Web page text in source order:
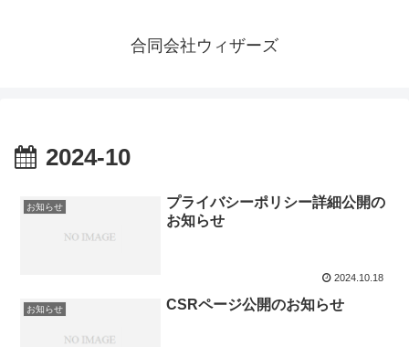
合同会社ウィザーズ
2024-10
お知らせ
プライバシーポリシー詳細公開の
お知らせ
2024.10.18
お知らせ CSRページ公開のお知らせ